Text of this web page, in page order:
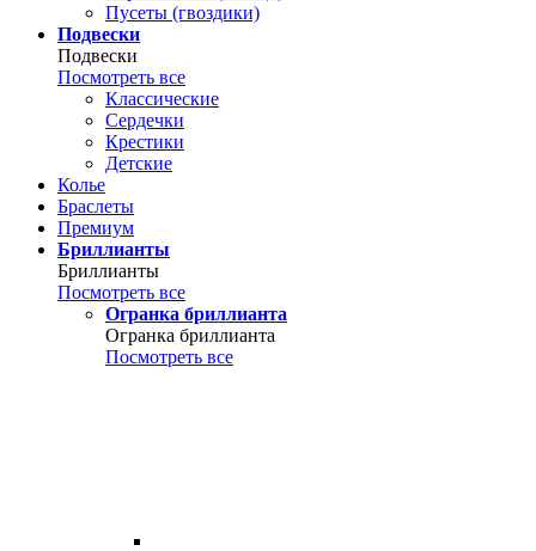
Пусеты (гвоздики)
Подвески
Подвески
Посмотреть все
Классические
Сердечки
Крестики
Детские
Колье
Браслеты
Премиум
Бриллианты
Бриллианты
Посмотреть все
Огранка бриллианта
Огранка бриллианта
Посмотреть все